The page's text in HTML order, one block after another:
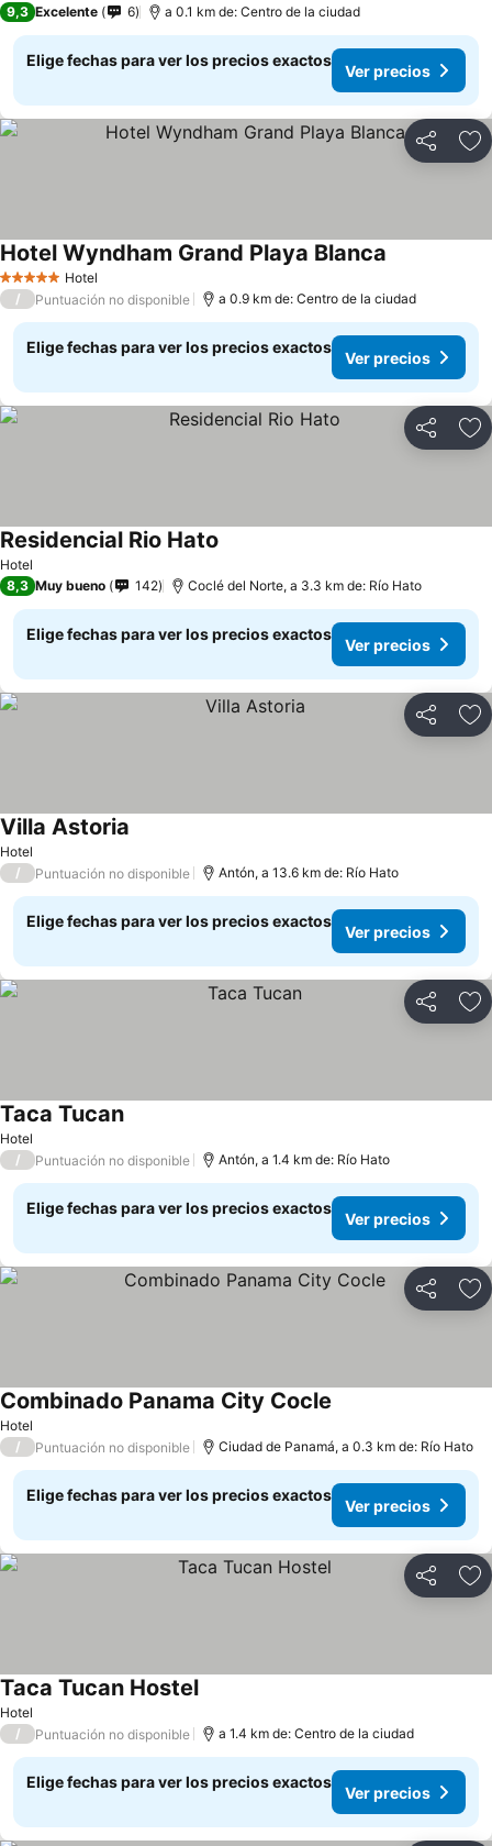
9,3 Excelente 6 a 0.1 km de: Centro de la ciudad
Elige fechas para ver los precios exactos
Ver precios
Compartir
5 Estrellas Hotel
Hotel Wyndham Grand Playa Blanca
/ Puntuación no disponible a 0.9 km de: Centro de la ciudad
Elige fechas para ver los precios exactos
Ver precios
Compartir
Hotel
Residencial Rio Hato
8,3 Muy bueno 142 Coclé del Norte, a 3.3 km de: Río Hato
Elige fechas para ver los precios exactos
Ver precios
Compartir
Hotel
Villa Astoria
/ Puntuación no disponible Antón, a 13.6 km de: Río Hato
Elige fechas para ver los precios exactos
Ver precios
Compartir
Hotel
Taca Tucan
/ Puntuación no disponible Antón, a 1.4 km de: Río Hato
Elige fechas para ver los precios exactos
Ver precios
Compartir
Hotel
Combinado Panama City Cocle
/ Puntuación no disponible Ciudad de Panamá, a 0.3 km de: Río Hato
Elige fechas para ver los precios exactos
Ver precios
Compartir
Hotel
Taca Tucan Hostel
/ Puntuación no disponible a 1.4 km de: Centro de la ciudad
Elige fechas para ver los precios exactos
Ver precios